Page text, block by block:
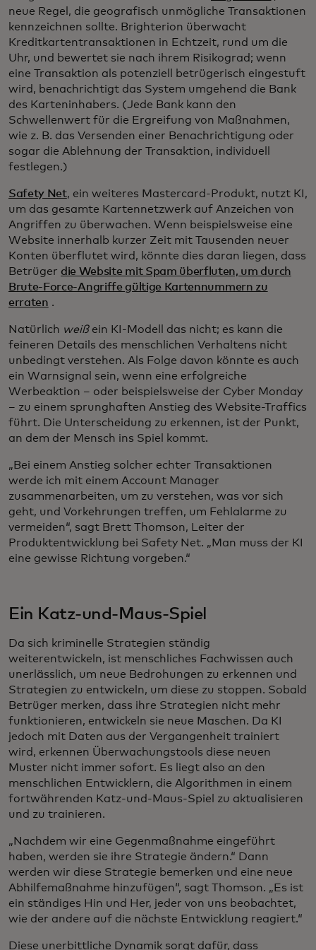
neue Regel, die geografisch unmögliche Transaktionen
kennzeichnen sollte. Brighterion überwacht
Kreditkartentransaktionen in Echtzeit, rund um die
Uhr, und bewertet sie nach ihrem Risikograd; wenn
eine Transaktion als potenziell betrügerisch eingestuft
wird, benachrichtigt das System umgehend die Bank
des Karteninhabers. (Jede Bank kann den
Schwellenwert für die Ergreifung von Maßnahmen,
wie z. B. das Versenden einer Benachrichtigung oder
sogar die Ablehnung der Transaktion, individuell
festlegen.)
Safety Net, ein weiteres Mastercard-Produkt, nutzt KI,
um das gesamte Kartennetzwerk auf Anzeichen von
Angriffen zu überwachen. Wenn beispielsweise eine
Website innerhalb kurzer Zeit mit Tausenden neuer
Konten überflutet wird, könnte dies daran liegen, dass
Betrüger die Website mit Spam überfluten, um durch
Brute-Force-Angriffe gültige Kartennummern zu
erraten .
Natürlich weißein KI-Modell das nicht; es kann die
feineren Details des menschlichen Verhaltens nicht
unbedingt verstehen. Als Folge davon könnte es auch
ein Warnsignal sein, wenn eine erfolgreiche
Werbeaktion – oder beispielsweise der Cyber Monday
– zu einem sprunghaften Anstieg des Website-Traffics
führt. Die Unterscheidung zu erkennen, ist der Punkt,
an dem der Mensch ins Spiel kommt.
„Bei einem Anstieg solcher echter Transaktionen
werde ich mit einem Account Manager
zusammenarbeiten, um zu verstehen, was vor sich
geht, und Vorkehrungen treffen, um Fehlalarme zu
vermeiden“, sagt Brett Thomson, Leiter der
Produktentwicklung bei Safety Net. „Man muss der KI
eine gewisse Richtung vorgeben.“
Ein Katz-und-Maus-Spiel
Da sich kriminelle Strategien ständig
weiterentwickeln, ist menschliches Fachwissen auch
unerlässlich, um neue Bedrohungen zu erkennen und
Strategien zu entwickeln, um diese zu stoppen. Sobald
Betrüger merken, dass ihre Strategien nicht mehr
funktionieren, entwickeln sie neue Maschen. Da KI
jedoch mit Daten aus der Vergangenheit trainiert
wird, erkennen Überwachungstools diese neuen
Muster nicht immer sofort. Es liegt also an den
menschlichen Entwicklern, die Algorithmen in einem
fortwährenden Katz-und-Maus-Spiel zu aktualisieren
und zu trainieren.
„Nachdem wir eine Gegenmaßnahme eingeführt
haben, werden sie ihre Strategie ändern.“ Dann
werden wir diese Strategie bemerken und eine neue
Abhilfemaßnahme hinzufügen“, sagt Thomson. „Es ist
ein ständiges Hin und Her, jeder von uns beobachtet,
wie der andere auf die nächste Entwicklung reagiert.“
Diese unerbittliche Dynamik sorgt dafür, dass